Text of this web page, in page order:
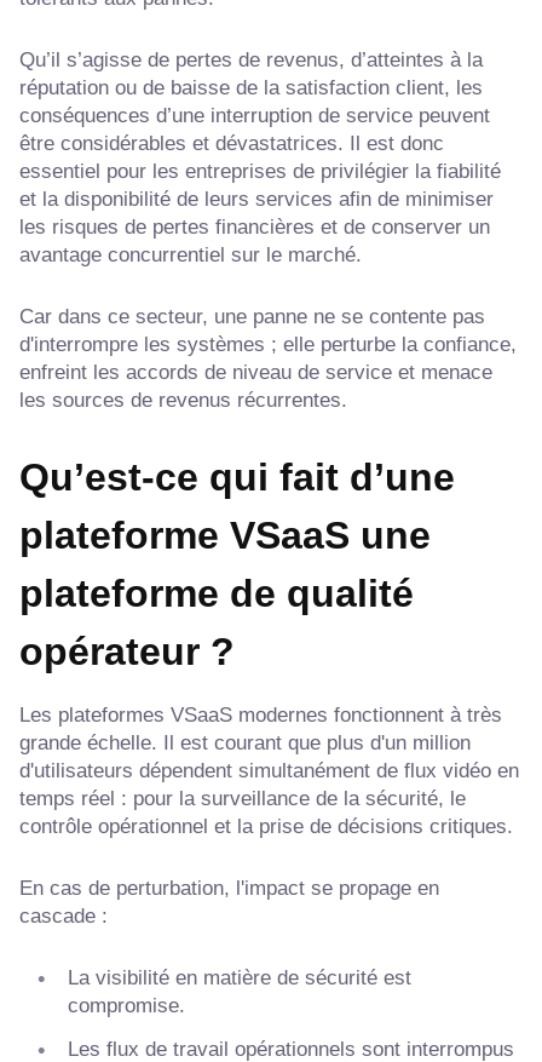
Qu’il s’agisse de pertes de revenus, d’atteintes à la
réputation ou de baisse de la satisfaction client, les
conséquences d’une interruption de service peuvent
être considérables et dévastatrices. Il est donc
essentiel pour les entreprises de privilégier la fiabilité
et la disponibilité de leurs services afin de minimiser
les risques de pertes financières et de conserver un
avantage concurrentiel sur le marché.
Car dans ce secteur, une panne ne se contente pas
d'interrompre les systèmes ; elle perturbe la confiance,
enfreint les accords de niveau de service et menace
les sources de revenus récurrentes.
Qu’est-ce qui fait d’une
plateforme VSaaS une
plateforme de qualité
opérateur ?
Les plateformes VSaaS modernes fonctionnent à très
grande échelle. Il est courant que plus d'un million
d'utilisateurs dépendent simultanément de flux vidéo en
temps réel : pour la surveillance de la sécurité, le
contrôle opérationnel et la prise de décisions critiques.
En cas de perturbation, l'impact se propage en
cascade :
La visibilité en matière de sécurité est
compromise.
Les flux de travail opérationnels sont interrompus